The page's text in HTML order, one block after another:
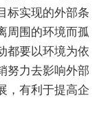
标实现的外部条
周围的环境而孤
都要以环境为依
努力去影响外部
，有利于提高企